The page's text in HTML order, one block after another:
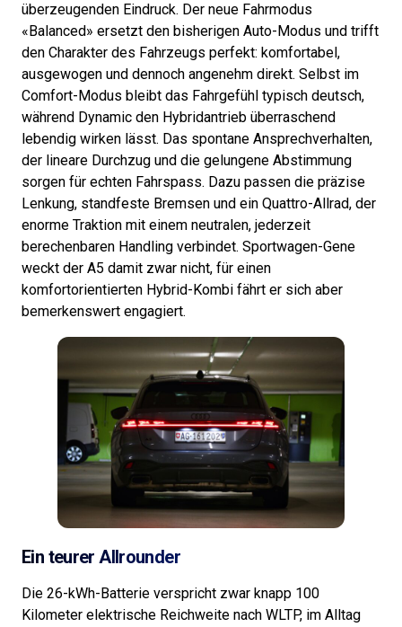
überzeugenden Eindruck. Der neue Fahrmodus
«Balanced» ersetzt den bisherigen Auto-Modus und trifft
den Charakter des Fahrzeugs perfekt: komfortabel,
ausgewogen und dennoch angenehm direkt. Selbst im
Comfort-Modus bleibt das Fahrgefühl typisch deutsch,
während Dynamic den Hybridantrieb überraschend
lebendig wirken lässt. Das spontane Ansprechverhalten,
der lineare Durchzug und die gelungene Abstimmung
sorgen für echten Fahrspass. Dazu passen die präzise
Lenkung, standfeste Bremsen und ein Quattro-Allrad, der
enorme Traktion mit einem neutralen, jederzeit
berechenbaren Handling verbindet. Sportwagen-Gene
weckt der A5 damit zwar nicht, für einen
komfortorientierten Hybrid-Kombi fährt er sich aber
bemerkenswert engagiert.
Ein teurer Allrounder
Die 26-kWh-Batterie verspricht zwar knapp 100
Kilometer elektrische Reichweite nach WLTP, im Alltag